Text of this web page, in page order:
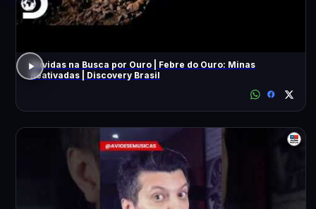
Dúvidas na Busca por Ouro | Febre do Ouro: Minas
Reativadas | Discovery Brasil